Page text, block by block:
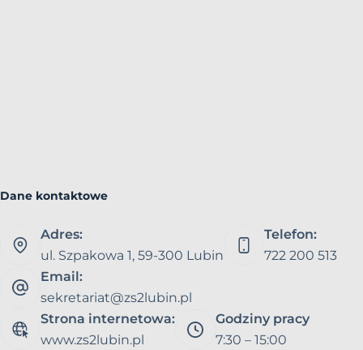
Dane kontaktowe
Adres:
ul. Szpakowa 1, 59-300 Lubin
Telefon:
722 200 513
Email:
sekretariat@zs2lubin.pl
Strona internetowa:
www.zs2lubin.pl
Godziny pracy
7:30 – 15:00